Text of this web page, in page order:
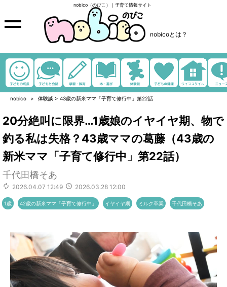
nobico（のびこ）｜子育て情報サイト
nobicoとは？
nobico 体験談 > 43歳の新米ママ「子育て修行中」第22話
20分絶叫に限界…1歳娘のイヤイヤ期、物で
釣る私は失格？43歳ママの葛藤（43歳の
新米ママ「子育て修行中」第22話）
千代田橋そあ
2026.04.07 12:49 2026.03.28 12:00
1歳 42歳の新米ママ「子育て修行中」 イヤイヤ期 ミルク卒業 千代田橋そあ